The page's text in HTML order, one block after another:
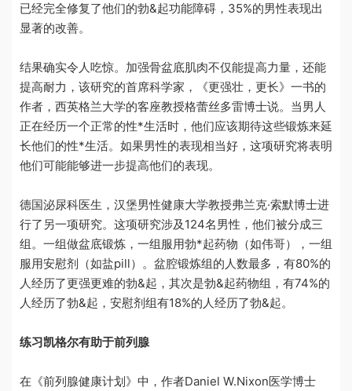
已经完全修复了他们的勃&起功能障碍， 35%的男性表现出
显著的改善。
结果确实令人吃惊。加强骨盆底肌肉不仅能提高力量，还能
提高耐力，该研究的首席科学家，《更强壮，更长》一书的
作者，西英格兰大学的客座教授格蕾丝多雷博士说。当男人
正在经历一个正常的性*生活时，他们应该期待这些锻炼来延
长他们的性*生活。如果男性的表现相当好，这项研究将表明
他们可能能够进一步提高他们的表现。
德国泌尿科医生，汉堡男性健康大学教授弗兰克·索默博士进
行了另一项研究。这项研究涉及 124名男性，他们被分成三
组。一组做盆底锻炼，一组服用勃*起药物（如伟哥），一组
服用安慰剂（如盐pill）。盆腔锻炼组的人数最多，有80%的
人经历了更强更难的勃&起，其次是勃&起药物组，有74%的
人经历了勃&起，安慰剂组有18%的人经历了勃&起。
练习凯格尔有助于前列腺
在《前列腺健康计划》中，作者Daniel W.Nixon医学博士